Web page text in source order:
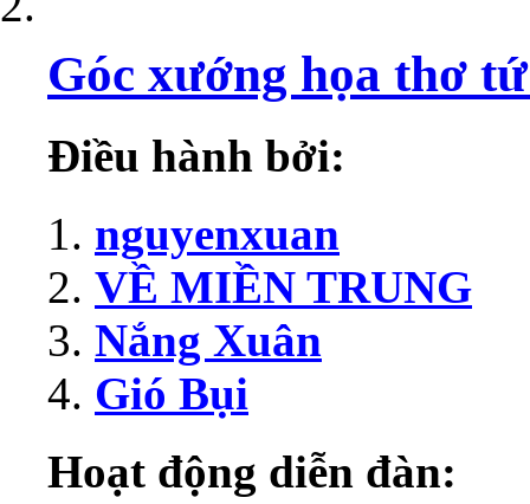
Góc xướng họa thơ
Điều hành bởi:
nguyenxuan
VỀ MIỀN TRUNG
Nắng Xuân
Gió Bụi
Hoạt động diễn đàn: